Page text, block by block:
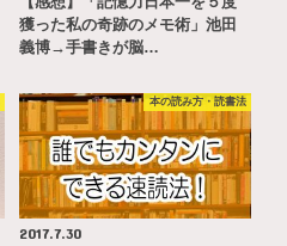
獲った私の奇跡のメモ術」池田
義博→手書きが脳…
本の読み方・読書法
2017.7.30